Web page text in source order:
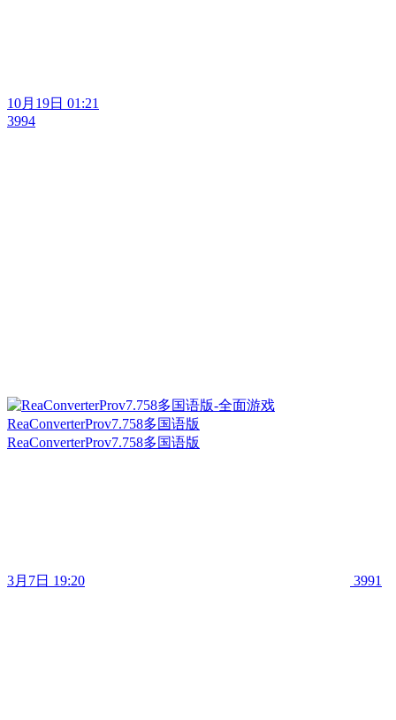
10月19日 01:21
3994
ReaConverterProv7.758多国语版
ReaConverterProv7.758多国语版
3月7日 19:20 3991